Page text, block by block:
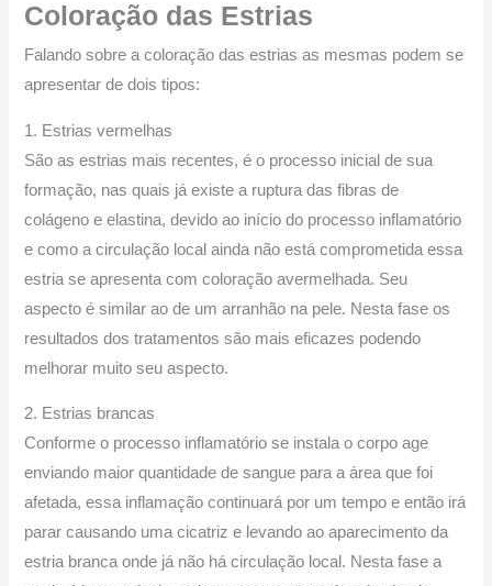
Coloração das Estrias
Falando sobre a coloração das estrias as mesmas podem se
apresentar de dois tipos:
1. Estrias vermelhas
São as estrias mais recentes, é o processo inicial de sua
formação, nas quais já existe a ruptura das fibras de
colágeno e elastina, devido ao início do processo inflamatório
e como a circulação local ainda não está comprometida essa
estria se apresenta com coloração avermelhada. Seu
aspecto é similar ao de um arranhão na pele. Nesta fase os
resultados dos tratamentos são mais eficazes podendo
melhorar muito seu aspecto.
2. Estrias brancas
Conforme o processo inflamatório se instala o corpo age
enviando maior quantidade de sangue para a área que foi
afetada, essa inflamação continuará por um tempo e então irá
parar causando uma cicatriz e levando ao aparecimento da
estria branca onde já não há circulação local. Nesta fase a